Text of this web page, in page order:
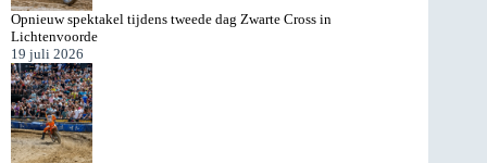
Opnieuw spektakel tijdens tweede dag Zwarte Cross in
Lichtenvoorde
19 juli 2026